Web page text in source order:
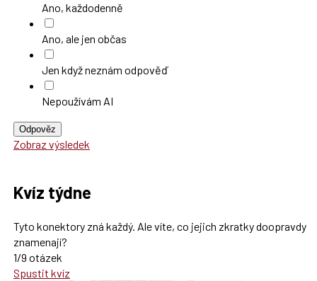
Ano, každodenně
Ano, ale jen občas
Jen když neznám odpověď
Nepoužívám AI
Odpověz
Zobraz výsledek
Kvíz týdne
Tyto konektory zná každý. Ale víte, co jejich zkratky doopravdy
znamenají?
1/9 otázek
Spustit kvíz